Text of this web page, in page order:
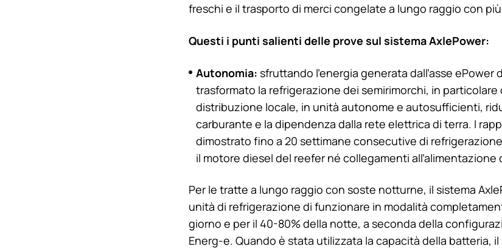
freschi e il trasporto di merci congelate a lungo raggio con
Questi i punti salienti delle prove sul sistema AxlePower:
Autonomia: sfruttando l’energia generata dall’asse ePower
trasformato la refrigerazione dei semirimorchi, in
distribuzione locale, in unità autonome e autosufficienti,
carburante e la dipendenza dalla rete elettrica di terra. I
dimostrato fino a 20 settimane consecutive di
il motore diesel del reefer né collegamenti all’alimentazione
Per le tratte a lungo raggio con soste notturne, il sistema
unità di refrigerazione di funzionare in modalità
giorno e per il 40-80% della notte, a seconda della
Energ-e. Quando è stata utilizzata la capacità della batteria,